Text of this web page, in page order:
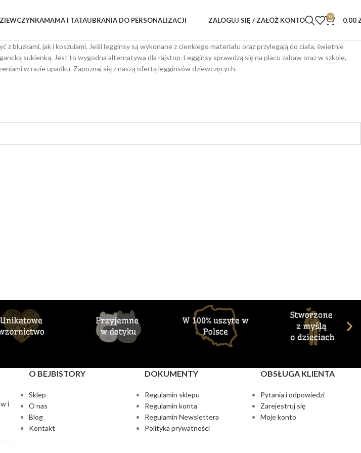
MAMA I TATAUBRANIA DO PERSONALIZACJI ZALOGUJ SIĘ / ZAŁÓŻ KONTO 0 0.00
z bluzkami, jak i koszulami. Jeśli legginsy są wykonane z cienkiego materiału oraz przylegają do ciała, świetnie
sukienką. Jest to wygodna alternatywa dla rajstop. Legginsy sprawdzą się na placu zabaw oraz w szkole,
w razie upadku. Zapoznaj się z naszą ofertą legginsów dziewczęcych.
i
O BEJBISTORY
Sklep
O nas
Blog
Kontakt
DOKUMENTY
Regulamin sklepu
Regulamin konta
Regulamin Newslettera
Polityka prywatności
OBSŁUGA KLIENTA
Pytania i odpowiedzi
Zarejestruj się
Moje konto